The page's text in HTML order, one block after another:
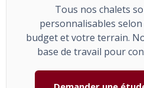
Tous nos chalets
personnalisables
budget et votre terrain.
base de travail pour